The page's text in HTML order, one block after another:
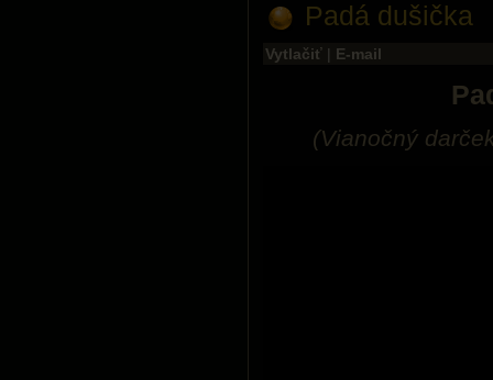
Padá dušička
Vytlačiť | E-mail
(Vianočný